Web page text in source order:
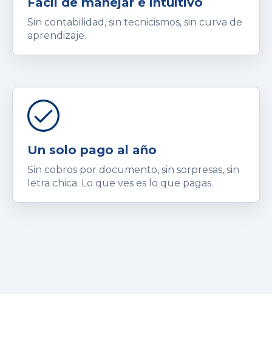
Sin contabilidad, sin tecnicismos, sin curva de
aprendizaje.
Un solo pago al año
Sin cobros por documento, sin sorpresas, sin
letra chica. Lo que ves es lo que pagas.